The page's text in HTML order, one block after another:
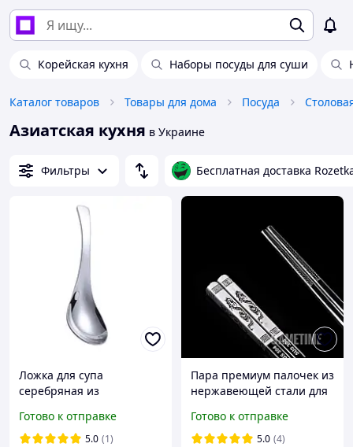
Корейская кухня Наборы посуды для суши
Каталог товаров Товары для дома Посуда
Азиатская кухня в Украине
Фильтры Бесплатная доставка
Ложка для супа
серебряная из
REMY-DECOR восточный
стиль азиатская кухня
Готово к отправке
5.0 (1)
Пара премиум палочек из
нержавеющей стали для
Два Дракона
Готово к отправке
5.0 (4)